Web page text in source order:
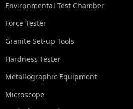
Environmental Test Chamber
Force Tester
Granite Set-up Tools
Hardness Tester
Metallographic Equipment
Microscope